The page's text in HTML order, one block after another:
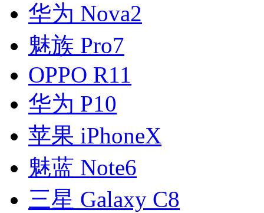
华为 Nova2
魅族 Pro7
OPPO R11
华为 P10
苹果 iPhoneX
魅蓝 Note6
三星 Galaxy C8